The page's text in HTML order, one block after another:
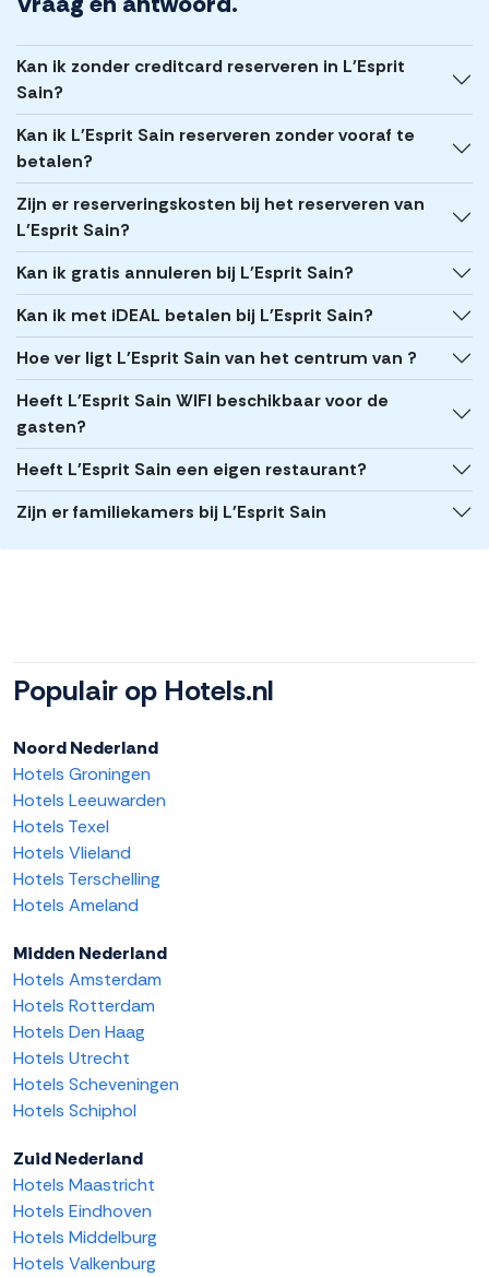
Kan ik zonder creditcard reserveren in L'Esprit
Sain?
Kan ik L'Esprit Sain reserveren zonder vooraf te
betalen?
Zijn er reserveringskosten bij het reserveren van
L'Esprit Sain?
Kan ik gratis annuleren bij L'Esprit Sain?
Kan ik met iDEAL betalen bij L'Esprit Sain?
Hoe ver ligt L'Esprit Sain van het centrum van ?
Heeft L'Esprit Sain WIFI beschikbaar voor de
gasten?
Heeft L'Esprit Sain een eigen restaurant?
Zijn er familiekamers bij L'Esprit Sain
Populair op Hotels.nl
Noord Nederland
Hotels Groningen
Hotels Leeuwarden
Hotels Texel
Hotels Vlieland
Hotels Terschelling
Hotels Ameland
Midden Nederland
Hotels Amsterdam
Hotels Rotterdam
Hotels Den Haag
Hotels Utrecht
Hotels Scheveningen
Hotels Schiphol
Zuid Nederland
Hotels Maastricht
Hotels Eindhoven
Hotels Middelburg
Hotels Valkenburg